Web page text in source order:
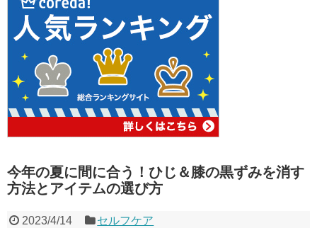
今年の夏に間に合う！ひじ＆膝の黒ずみを消す
方法とアイテムの選び方
2023/4/14 セルフケア